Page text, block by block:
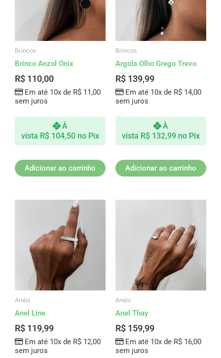
Brincos
Brinco Anzol Onix
R$ 110,00
Em até 10x de R$11,00
sem juros
À
vista R$ 104,50 no Pix
Adicionar ao carrinho
Brincos
Argola Olho Grego Trevo
R$ 139,99
Em até 10x de R$14,00
sem juros
À
vista R$ 132,99 no Pix
Adicionar ao carrinho
Anéis
Anel Line
R$ 119,99
Em até 10x de R$12,00
sem juros
Este
produto
tem
várias
variantes.
As
opções
do
Anéis
Anel Thay
R$ 159,99
Em até 10x de R$16,00
sem juros